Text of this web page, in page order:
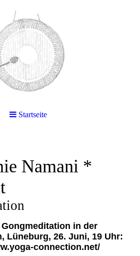
Startseite
Namani *
in der
Lüneburg, 26. Juni, 19 Uhr:
connection.net/